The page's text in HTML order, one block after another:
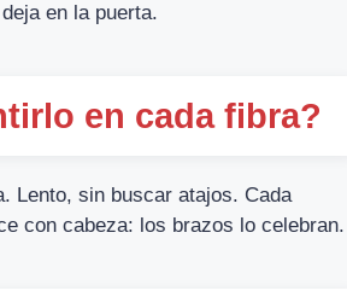
en la puerta.
en cada fibra?
Lento, sin buscar atajos. Cada
con cabeza: los brazos lo celebran.